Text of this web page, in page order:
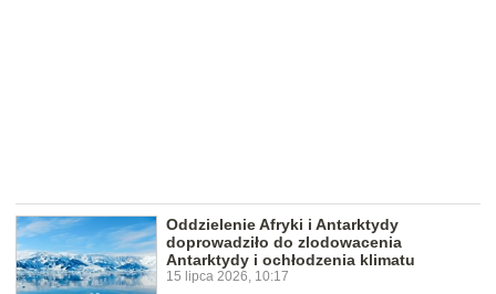
Oddzielenie Afryki i Antarktydy
doprowadziło do zlodowacenia
Antarktydy i ochłodzenia klimatu
15 lipca 2026, 10:17